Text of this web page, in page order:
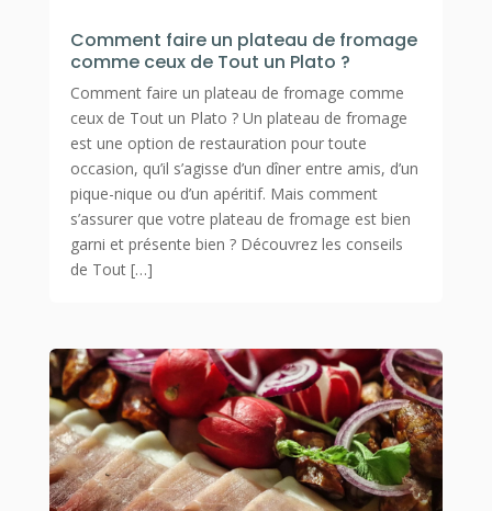
Comment faire un plateau de fromage
comme ceux de Tout un Plato ?
Comment faire un plateau de fromage comme
ceux de Tout un Plato ? Un plateau de fromage
est une option de restauration pour toute
occasion, qu’il s’agisse d’un dîner entre amis, d’un
pique-nique ou d’un apéritif. Mais comment
s’assurer que votre plateau de fromage est bien
garni et présente bien ? Découvrez les conseils
de Tout […]